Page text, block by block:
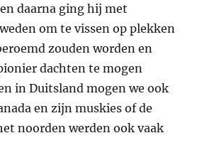
daarna ging hij met
om te vissen op plekken
zouden worden en
dachten te mogen
in Duitsland mogen we ook
en zijn muskies of de
noorden werden ook vaak